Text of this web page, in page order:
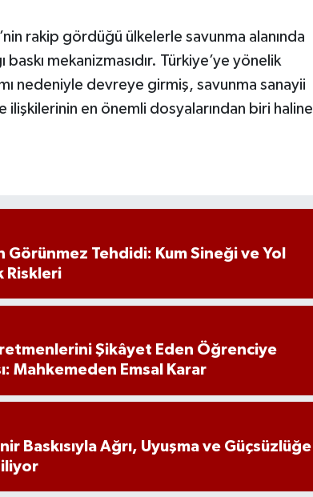
rakip gördüğü ülkelerle savunma alanında
mekanizmasıdır. Türkiye’ye yönelik
nedeniyle devreye girmiş, savunma sanayii
ilişkilerinin en önemli dosyalarından biri haline
Görünmez Tehdidi: Kum Sineği ve Yol
Riskleri
Şikâyet Eden Öğrenciye
Mahkemeden Emsal Karar
Baskısıyla Ağrı, Uyuşma ve Güçsüzlüğe